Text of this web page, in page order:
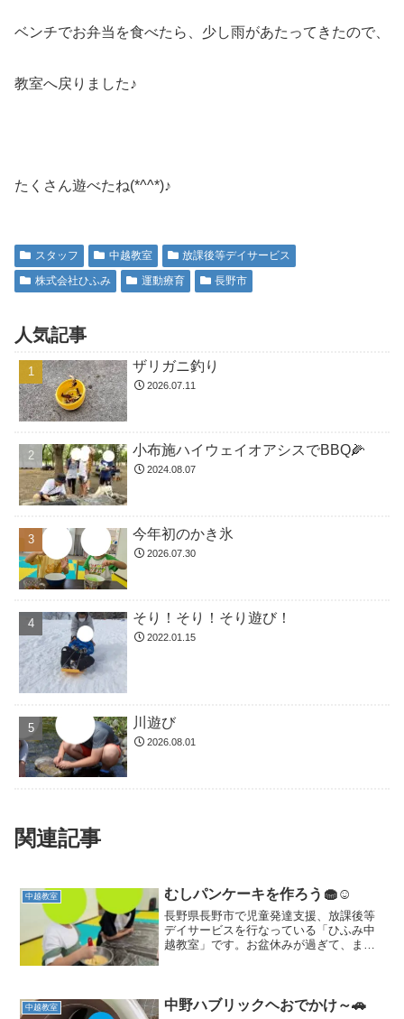
ベンチでお弁当を食べたら、少し雨があたってきたので、
教室へ戻りました♪
たくさん遊べたね(*^^*)♪
スタッフ 中越教室
放課後等デイサービス
株式会社ひふみ
運動療育 長野市
人気記事
ザリガニ釣り
2026.07.11
小布施ハイウェイオアシスでBBQ🌽
2024.08.07
今年初のかき氷
2026.07.30
そり！そり！そり遊び！
2022.01.15
川遊び
2026.08.01
関連記事
中越教室 むしパンケーキを作ろう🧁☺️
長野県長野市で児童発達支援、放課後等
デイサービスを行なっている「ひふみ中
越教室」です。お盆休みが過ぎて、また
をいれたりと分担をして、...
中越教室 中野ハブリックヘおでかけ～🚗